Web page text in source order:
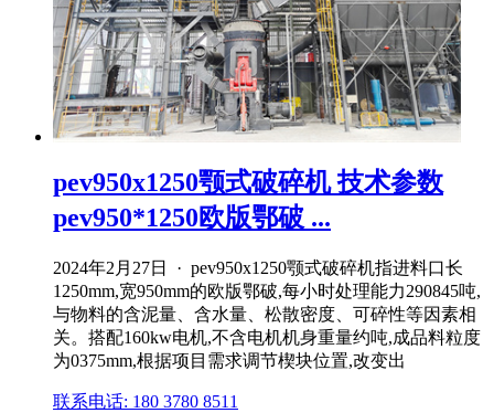
pev950x1250颚式破碎机 技术参数
pev950*1250欧版鄂破 ...
2024年2月27日 · pev950x1250颚式破碎机指进料口长
1250mm,宽950mm的欧版鄂破,每小时处理能力290845吨,
与物料的含泥量、含水量、松散密度、可碎性等因素相
关。搭配160kw电机,不含电机机身重量约吨,成品料粒度
为0375mm,根据项目需求调节楔块位置,改变出
联系电话: 180 3780 8511